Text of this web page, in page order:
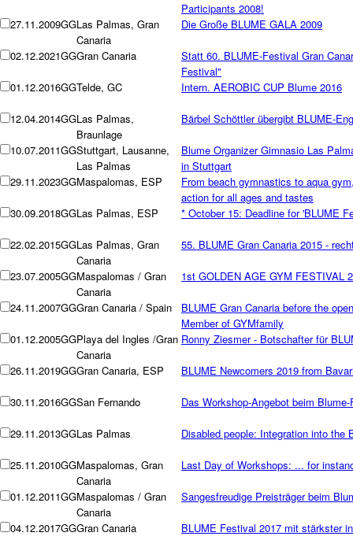
Participants 2008!
27.11.2009GGLas Palmas, Gran
Canaria
Die Große BLUME GALA 2009
02.12.2021GGGran Canaria
Statt 60. BLUME-Festival Gran
Festival"
01.12.2016GGTelde, GC Intern. AEROBIC CUP Blume 2016
12.04.2014GGLas Palmas,
Braunlage
Bärbel Schöttler übergibt BLUME-
10.07.2011GGStuttgart, Lausanne,
Las Palmas
Blume Organizer Gimnasio Las
in Stuttgart
29.11.2023GGMaspalomas, ESP
From beach gymnastics to aqua
action for all ages and tastes
30.09.2018GGLas Palmas, ESP * October 15: Deadline for 'BLUME
22.02.2015GGLas Palmas, Gran
Canaria
55. BLUME Gran Canaria 2015 -
23.07.2005GGMaspalomas / Gran
Canaria
1st GOLDEN AGE GYM FESTIVAL
24.11.2007GGGran Canaria / Spain
BLUME Gran Canaria before the
Member of GYMfamily
01.12.2005GGPlaya del Ingles /Gran
Canaria
Ronny Ziesmer - Botschafter für
26.11.2019GGGran Canaria, ESP BLUME Newcomers 2019 from
30.11.2016GGSan Fernando Das Workshop-Angebot beim
29.11.2013GGLas Palmas Disabled people: Integration into the
25.11.2010GGMaspalomas, Gran
Canaria
Last Day of Workshops: ... for
01.12.2011GGMaspalomas / Gran
Canaria
Sangesfreudige Preisträger beim
04.12.2017GGGran Canaria BLUME Festival 2017 mit stärkster